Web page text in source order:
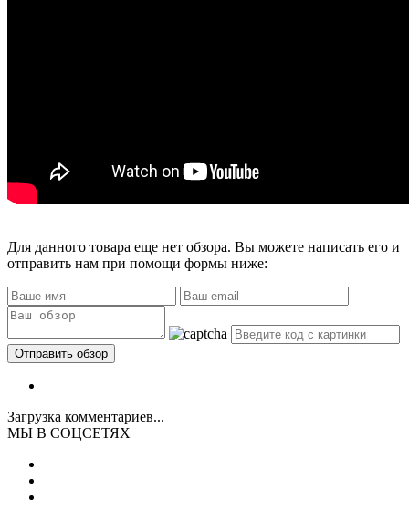
Для данного товара еще нет обзора. Вы можете написать его и
отправить нам при помощи формы ниже:
Загрузка комментариев...
МЫ В СОЦСЕТЯХ